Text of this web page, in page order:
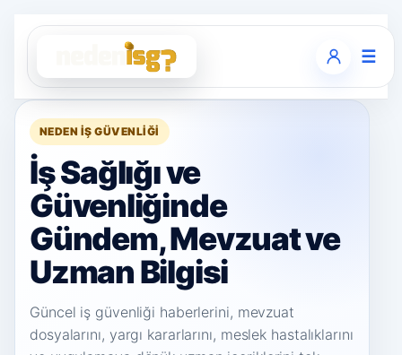
☰
NEDEN İŞ GÜVENLIĞI
İş Sağlığı ve
Güvenliğinde
Gündem, Mevzuat ve
Uzman Bilgisi
Güncel iş güvenliği haberlerini, mevzuat
dosyalarını, yargı kararlarını, meslek hastalıklarını